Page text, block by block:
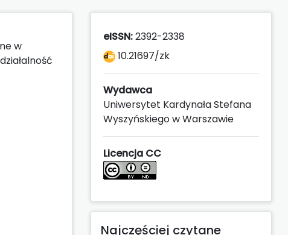
w
eISSN:2392-2338
10.21697/zk
Wydawca
Uniwersytet Kardynała Stefana
Wyszyńskiego w Warszawie
Licencja CC
Najczęściej czytane